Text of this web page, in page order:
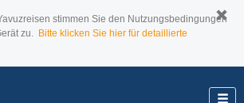
stimmen Sie den Nutzungsbedingungen
zu. Bitte klicken Sie hier für detaillierte